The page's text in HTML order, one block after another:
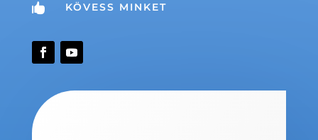
 KÖVESS MINKET